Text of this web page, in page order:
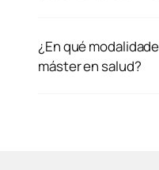
¿En qué
máster en salud?